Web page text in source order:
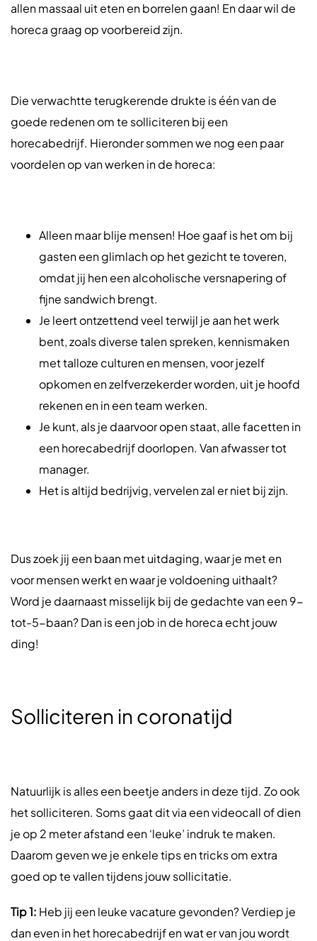
allen massaal uit eten en borrelen gaan! En daar wil de
horeca graag op voorbereid zijn.
Die verwachtte terugkerende drukte is één van de
goede redenen om te solliciteren bij een
horecabedrijf. Hieronder sommen we nog een paar
voordelen op van werken in de horeca:
Alleen maar blije mensen! Hoe gaaf is het om bij
gasten een glimlach op het gezicht te toveren,
omdat jij hen een alcoholische versnapering of
fijne sandwich brengt.
Je leert ontzettend veel terwijl je aan het werk
bent, zoals diverse talen spreken, kennismaken
met talloze culturen en mensen, voor jezelf
opkomen en zelfverzekerder worden, uit je hoofd
rekenen en in een team werken.
Je kunt, als je daarvoor open staat, alle facetten in
een horecabedrijf doorlopen. Van afwasser tot
manager.
Het is altijd bedrijvig, vervelen zal er niet bij zijn.
Dus zoek jij een baan met uitdaging, waar je met en
voor mensen werkt en waar je voldoening uithaalt?
Word je daarnaast misselijk bij de gedachte van een 9-
tot-5-baan? Dan is een job in de horeca echt jouw
ding!
Solliciteren in coronatijd
Natuurlijk is alles een beetje anders in deze tijd. Zo ook
het solliciteren. Soms gaat dit via een videocall of dien
je op 2 meter afstand een ‘leuke’ indruk te maken.
Daarom geven we je enkele tips en tricks om extra
goed op te vallen tijdens jouw sollicitatie.
Tip 1: Heb jij een leuke vacature gevonden? Verdiep je
dan even in het horecabedrijf en wat er van jou wordt